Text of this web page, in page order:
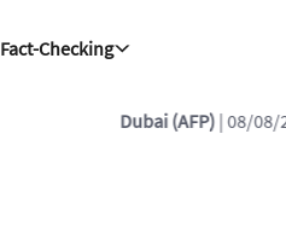
Fact-Checking
| 08/08/2026 - 00:53:50 |